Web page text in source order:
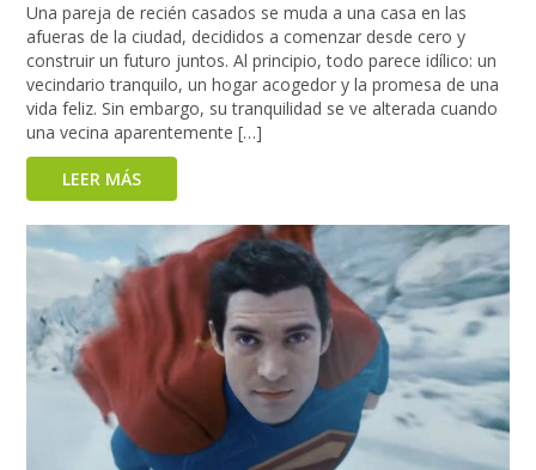
Una pareja de recién casados se muda a una casa en las
afueras de la ciudad, decididos a comenzar desde cero y
construir un futuro juntos. Al principio, todo parece idílico: un
vecindario tranquilo, un hogar acogedor y la promesa de una
vida feliz. Sin embargo, su tranquilidad se ve alterada cuando
una vecina aparentemente […]
LEER MÁS